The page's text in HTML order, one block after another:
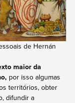
de Hernán
maior da
por isso algumas
territórios, obter
difundir a